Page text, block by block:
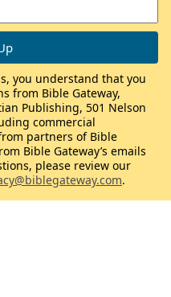
you understand that you
from Bible Gateway,
Publishing, 501 Nelson
commercial
partners of Bible
Bible Gateway’s emails
please review our
.